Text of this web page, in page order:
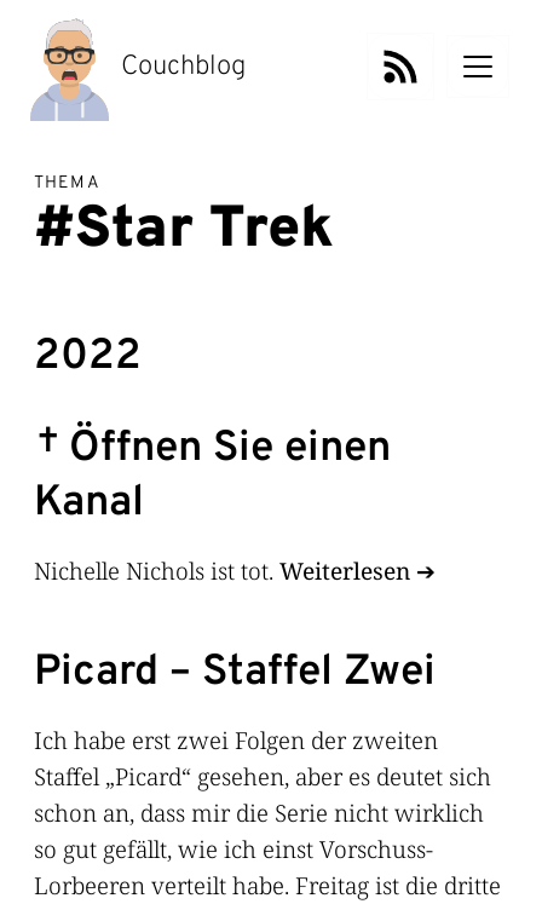
Inhalt
springen
Couchblog
THEMA
#Star Trek
2022
Öffnen Sie einen
Kanal
Nichelle Nichols ist tot. Weiterlesen
Picard – Staffel Zwei
Ich habe erst zwei Folgen der zweiten
Staffel „Picard“ gesehen, aber es deutet sich
schon an, dass mir die Serie nicht wirklich
so gut gefällt, wie ich einst Vorschuss-
Lorbeeren verteilt habe. Freitag ist die dritte